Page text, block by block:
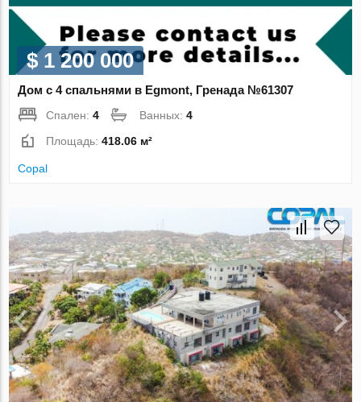
$ 1 200 000
Дом с 4 спальнями в Egmont, Гренада №61307
Спален:4 Ванных:4
Площадь:418.06 м²
Copal